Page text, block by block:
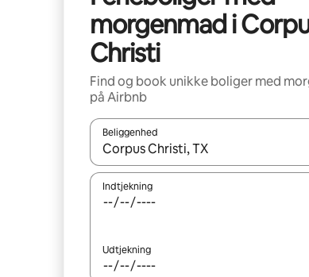
morgenmad i
Christi
Find og book unikke boliger med
på Airbnb
Beliggenhed
Når resultaterne er tilgængelige, skal
Indtjekning
Udtjekning